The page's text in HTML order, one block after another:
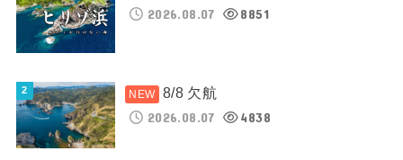
2026.08.07
8851
8/8 欠航
2026.08.07
4838